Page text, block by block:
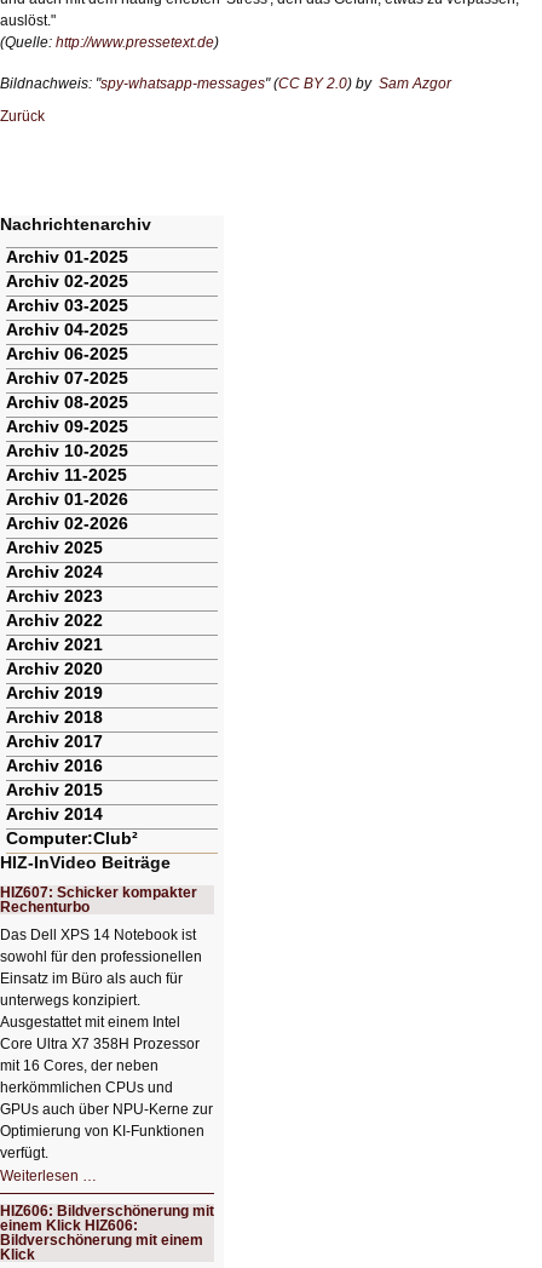
auslöst."
(Quelle: http://www.pressetext.de)
Bildnachweis: "spy-whatsapp-messages" (CC BY 2.0) by Sam Azgor
Zurück
Nachrichtenarchiv
Navigation
überspringen
Archiv 01-2025
Archiv 02-2025
Archiv 03-2025
Archiv 04-2025
Archiv 06-2025
Archiv 07-2025
Archiv 08-2025
Archiv 09-2025
Archiv 10-2025
Archiv 11-2025
Archiv 01-2026
Archiv 02-2026
Archiv 2025
Archiv 2024
Archiv 2023
Archiv 2022
Archiv 2021
Archiv 2020
Archiv 2019
Archiv 2018
Archiv 2017
Archiv 2016
Archiv 2015
Archiv 2014
Computer:Club²
HIZ-InVideo Beiträge
HIZ607: Schicker kompakter
Rechenturbo
Das Dell XPS 14 Notebook ist
sowohl für den professionellen
Einsatz im Büro als auch für
unterwegs konzipiert.
Ausgestattet mit einem Intel
Core Ultra X7 358H Prozessor
mit 16 Cores, der neben
herkömmlichen CPUs und
GPUs auch über NPU-Kerne zur
Optimierung von KI-Funktionen
verfügt.
Weiterlesen …
Schicker
kompakter
Rechenturbo
HIZ606: Bildverschönerung mit
einem Klick HIZ606:
Bildverschönerung mit einem
Klick